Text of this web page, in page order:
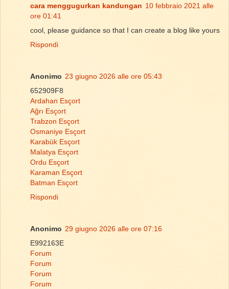
cara menggugurkan kandungan 10 febbraio 2021 alle
ore 01:41
cool, please guidance so that I can create a blog like yours
Rispondi
Anonimo 23 giugno 2026 alle ore 05:43
652909F8
Ardahan Esçort
Ağrı Esçort
Trabzon Esçort
Osmaniye Esçort
Karabük Esçort
Malatya Esçort
Ordu Esçort
Karaman Esçort
Batman Esçort
Rispondi
Anonimo 29 giugno 2026 alle ore 07:16
E992163E
Forum
Forum
Forum
Forum